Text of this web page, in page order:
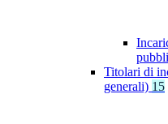
Titolari di
generali) 15